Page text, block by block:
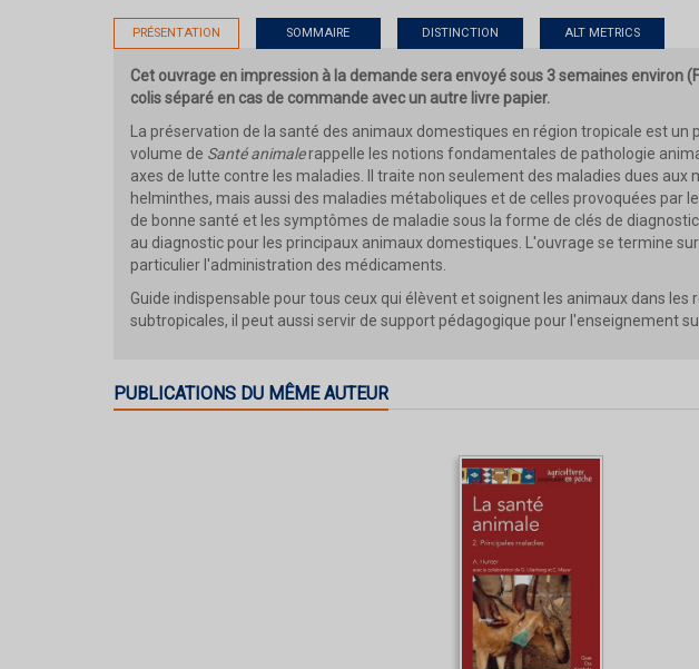
PRÉSENTATION SOMMAIRE DISTINCTION ALT METRICS
Cet ouvrage en impression à la demande sera envoyé sous 3 semaines environ
colis séparé en cas de commande avec un autre livre papier.
La préservation de la santé des animaux domestiques en région tropicale est un
volume de Santé animalerappelle les notions fondamentales de pathologie
axes de lutte contre les maladies. Il traite non seulement des maladies dues
helminthes, mais aussi des maladies métaboliques et de celles provoquées par
de bonne santé et les symptômes de maladie sous la forme de clés de
au diagnostic pour les principaux animaux domestiques. L'ouvrage se termine
particulier l'administration des médicaments.
Guide indispensable pour tous ceux qui élèvent et soignent les animaux dans les
subtropicales, il peut aussi servir de support pédagogique pour l'enseignement
PUBLICATIONS DU MÊME AUTEUR